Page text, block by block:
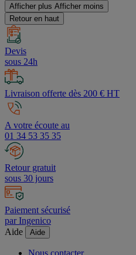
Afficher plus Afficher moins
Retour en haut
Devis
sous 24h
Livraison offerte dès 200 € HT
A votre écoute au
01 34 53 35 35
Retour gratuit
sous 30 jours
Paiement sécurisé
par Ingenico
Aide
Aide
Nous contacter